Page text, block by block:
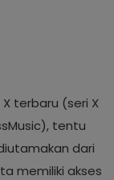
terbaru (seri X
tentu
dari
memiliki akses